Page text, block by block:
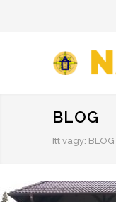
BLOG
Itt vagy: BLOG